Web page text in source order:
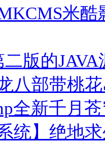
米
二版的
八部带桃
全新千月
统】绝地